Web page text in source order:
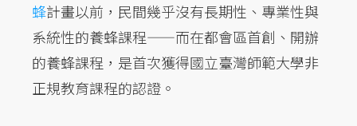
蜂計畫以前，民間幾乎沒有長期性、專業性與
系統性的養蜂課程——而在都會區首創、開辦
的養蜂課程，是首次獲得國立臺灣師範大學非
正規教育課程的認證。